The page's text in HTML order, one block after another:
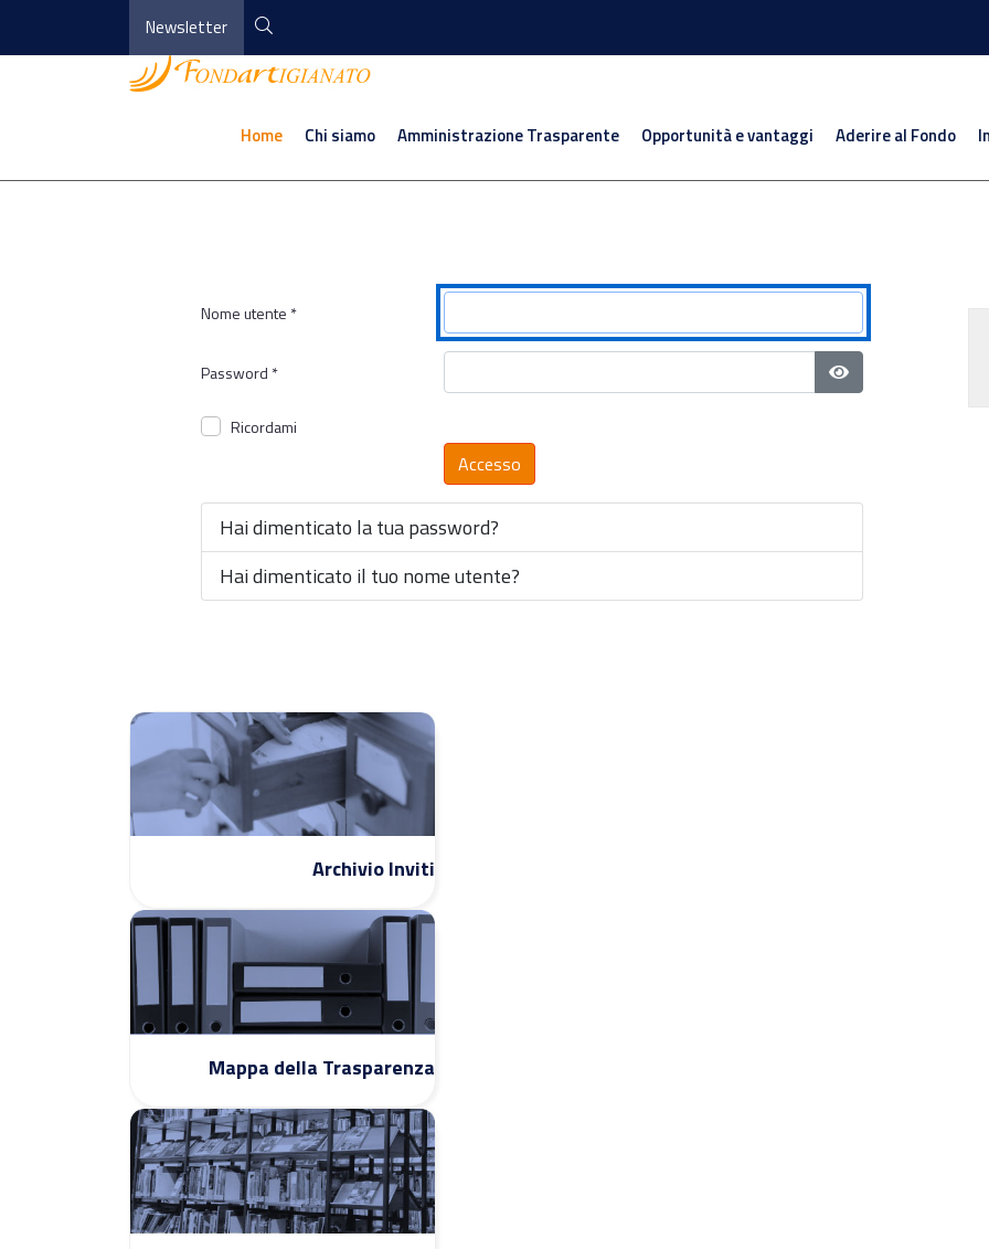
Newsletter
Home Chi siamo Amministrazione Trasparente Opportunità e vantaggi Aderire al Fondo
Nome utente *
Password *
Mostra password
Ricordami
Accesso
Hai dimenticato la tua password?
Hai dimenticato il tuo nome utente?
Archivio Inviti
Mappa della Trasparenza